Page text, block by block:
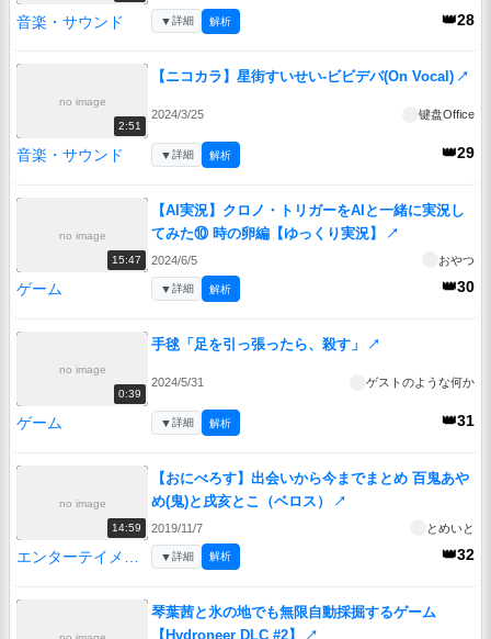
音楽・サウンド 👑28
▼詳細 解析
no image
2:51
【ニコカラ】星街すいせい-ビビデバ(On Vocal) ↗
2024/3/25 键盘Office
音楽・サウンド 👑29
▼詳細 解析
no image
15:47
【AI実況】クロノ・トリガーをAIと一緒に実況し
てみた⑩ 時の卵編【ゆっくり実況】
↗
2024/6/5 おやつ
ゲーム 👑30
▼詳細 解析
no image
0:39
手毬「足を引っ張ったら、殺す」 ↗
2024/5/31 ゲストのような何か
ゲーム 👑31
▼詳細 解析
no image
14:59
【おにべろす】出会いから今までまとめ 百鬼あや
め(鬼)と戌亥とこ（ベロス）
↗
2019/11/7 とめいと
エンターテイメント 👑32
▼詳細 解析
琴葉茜と氷の地でも無限自動採掘するゲーム
【Hydroneer DLC #2】
↗